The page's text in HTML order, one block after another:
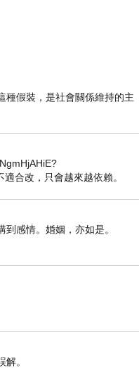
種假裝，是社會關係維持的主
合改，只會越來越依賴。
感情。婚姻，亦如是。
。